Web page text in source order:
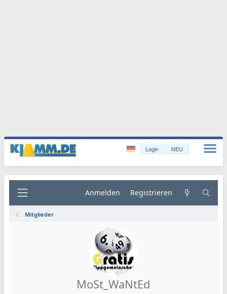
Login NEU
Anmelden Registrieren
Mitglieder
MoSt_WaNtEd